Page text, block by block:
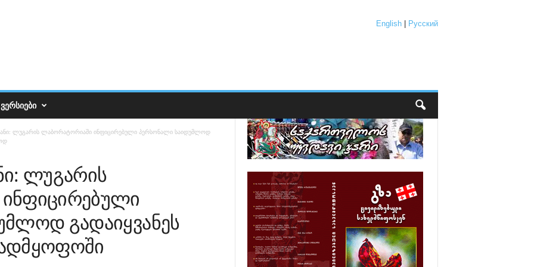
English| Русский
ლუგარის ლაბორატორიაში ინფიცირებული პერსონალი საიდუმლოდ
ლუგარის
გადაიყვანეს